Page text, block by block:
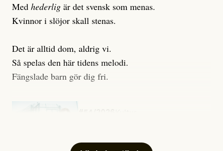
Med hederlig är det svensk som menas.
Kvinnor i slöjor skall stenas.
Det är alltid dom, aldrig vi.
Så spelas den här tidens melodi.
Fängslade barn gör dig fri.